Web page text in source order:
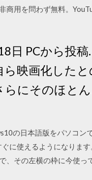
商用を問わず無料。
日 PCから投
ら映画化した
らにそのほと
の日本語版をパソコン
に使えるようになりま
、その左横の枠に今使